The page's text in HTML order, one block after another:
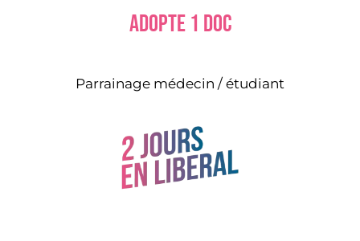
Adopte 1 doc
Parrainage médecin / étudiant